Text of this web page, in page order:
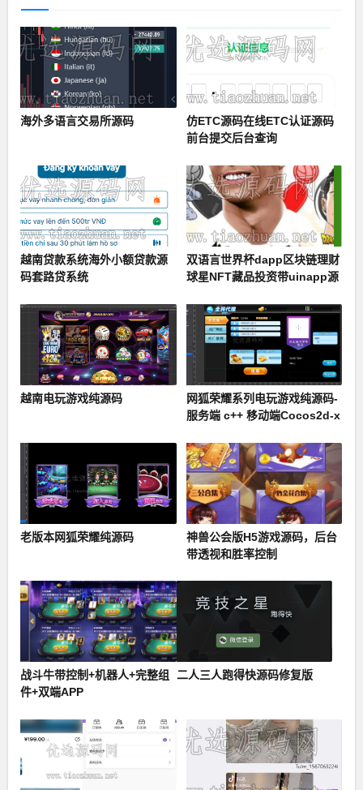
海外多语言交易所源码
仿ETC源码在线ETC认证源码
前台提交后台查询
越南贷款系统海外小额贷款源
码套路贷系统
双语言世界杯dapp区块链理财
球星NFT藏品投资带uinapp源
越南电玩游戏纯源码
网狐荣耀系列电玩游戏纯源码-
服务端 c++ 移动端Cocos2d-x
老版本网狐荣耀纯源码
神兽公会版H5游戏源码，后台
带透视和胜率控制
战斗牛带控制+机器人+完整组
件+双端APP
二人三人跑得快源码修复版